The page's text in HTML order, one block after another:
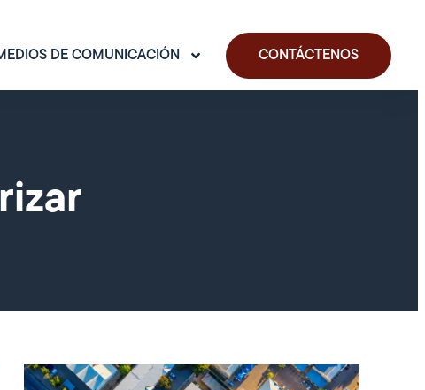
DE COMUNICACIÓN CONTÁCTENOS